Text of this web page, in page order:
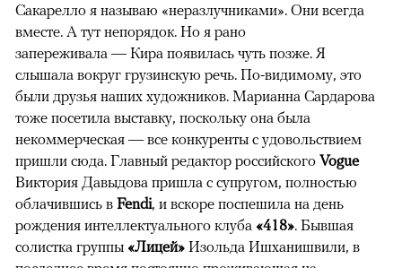
Сакарелло я называю «неразлучниками». Они всегда
вместе. А тут непорядок. Но я рано
запереживала — Кира появилась чуть позже. Я
слышала вокруг грузинскую речь. По-видимому, это
были друзья наших художников. Марианна Сардарова
тоже посетила выставку, поскольку она была
некоммерческая — все конкуренты с удовольствием
пришли сюда. Главный редактор российского Vogue
Виктория Давыдова пришла с супругом, полностью
облачившись в Fendi, и вскоре поспешила на день
рождения интеллектуального клуба «418». Бывшая
солистка группы «Лицей» Изольда Ишханишвили, в